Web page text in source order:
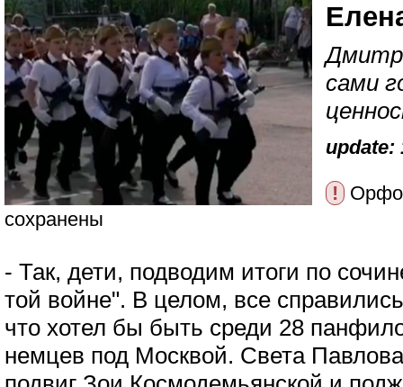
сами
update:
!
сохранены
- Так, дети, подводим итоги по
той войне". В целом, все
что хотел бы быть среди 28
немцев под Москвой. Света Павлова